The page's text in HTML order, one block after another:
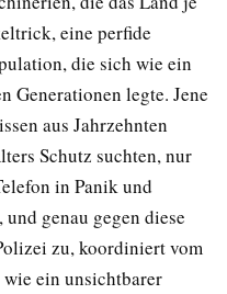
eine perfide
die sich wie ein
Generationen legte. Jene
aus Jahrzehnten
Schutz suchten, nur
in Panik und
genau gegen diese
zu, koordiniert vom
ein unsichtbarer